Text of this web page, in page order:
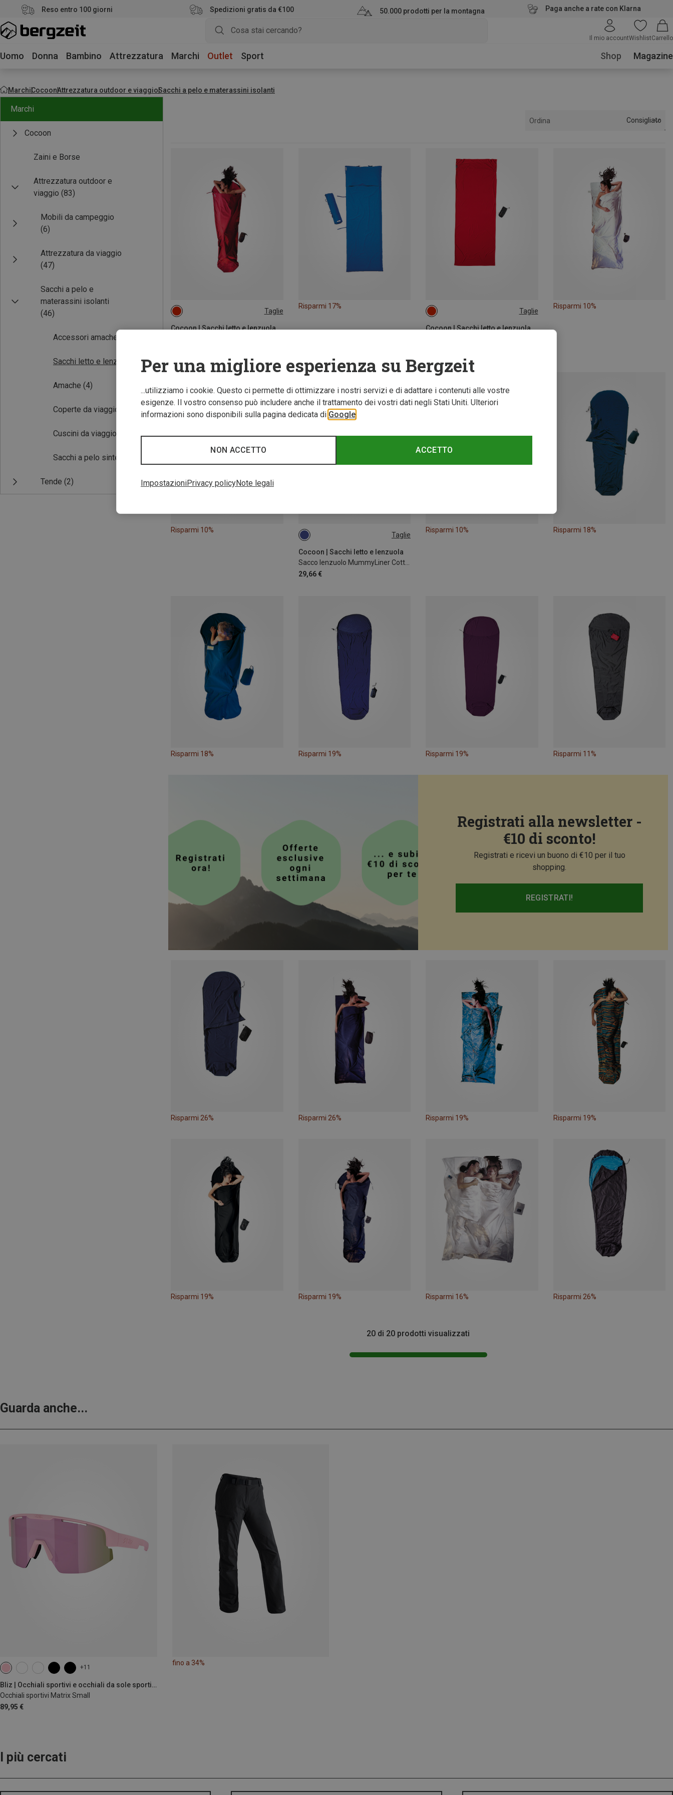
Reso entro 100 giorni Spedizioni gratis da €100 50.000 prodotti per la montagna Paga anche a rate con Klarna
Il mio accountWishlistCarrello
Uomo Donna Bambino Attrezzatura Marchi Outlet Sport Shop Magazine
MarchiCocoonAttrezzatura outdoor e viaggioSacchi a pelo e materassini isolanti
Marchi
Cocoon
Zaini e Borse
Attrezzatura outdoor e
viaggio (83)
Mobili da campeggio
(6)
Attrezzatura da viaggio
(47)
Sacchi a pelo e
materassini isolanti
(46)
Accessori amache
Sacchi letto e lenzuola (20)
Amache (4)
Coperte da viaggio
Cuscini da viaggio
Sacchi a pelo sintetici
Tende (2)
Ordina Consigliato
Taglie
Cocoon | Sacchi letto e lenzuola
MAX. 200CM
Risparmi 17%
Taglie
Cocoon | Sacchi letto e lenzuola
MAX. 210CM
Risparmi 10%
Risparmi 10%
Taglie
Cocoon | Sacchi letto e lenzuola
Sacco lenzuolo MummyLiner Cotton Flannel
29,66 €
MAX. 230CM
Risparmi 10% Risparmi 18%
Risparmi 18% Risparmi 19% Risparmi 19% Risparmi 11%
Registrati alla newsletter -
€10 di sconto!
Registrati e ricevi un buono di €10 per il tuo
shopping.
REGISTRATI!
Risparmi 26% Risparmi 26% Risparmi 19% Risparmi 19%
Risparmi 19% Risparmi 19% Risparmi 16% Risparmi 26%
20 di 20 prodotti visualizzati
Guarda anche...
+11
Bliz | Occhiali sportivi e occhiali da sole sportivi
Occhiali sportivi Matrix Small
89,95 €
fino a 34%
I più cercati
Per una migliore esperienza su Bergzeit
...utilizziamo i cookie. Questo ci permette di ottimizzare i nostri servizi e di adattare i contenuti alle vostre
esigenze. Il vostro consenso può includere anche il trattamento dei vostri dati negli Stati Uniti. Ulteriori
informazioni sono disponibili sulla pagina dedicata di Google
ACCETTO
NON ACCETTO
ImpostazioniPrivacy policyNote legali